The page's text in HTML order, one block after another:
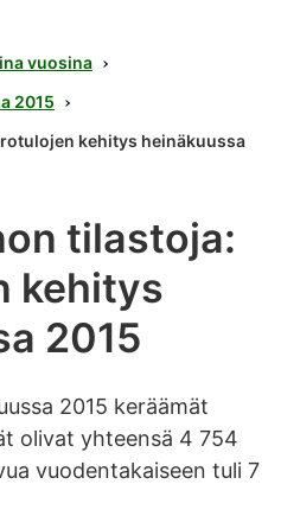
vuosina
2015
kehitys heinäkuussa
tilastoja:
kehitys
2015
2015 keräämät
olivat yhteensä 4 754
vuodentakaiseen tuli 7